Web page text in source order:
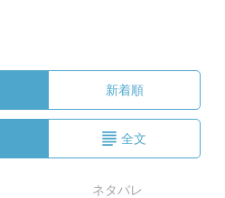
新着順
全文
ネタバレ